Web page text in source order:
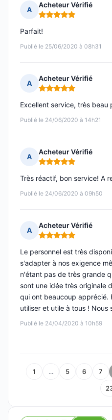
A
Acheteur Vérifié
Note : 5 sur 5
Publié le 25/06/2020 à 08h31
Parfait!
A
Acheteur Vérifié
Note : 5 sur 5
Publié le 24/06/2020 à 14h21
Excellent service, très beau
A
Acheteur Vérifié
Note : 5 sur 5
Publié le 24/06/2020 à 09h50
Très réactif, bon service! A
A
Acheteur Vérifié
Note : 5 sur 5
Publié le 24/04/2020 à 10h59
Le personnel est très
s'adapter à nos exigence
n'étant pas de très grande
sont une idée très originale
qui ont beaucoup apprécié.
utiliser et utile à tous ! Nous
1 … 5 6 7